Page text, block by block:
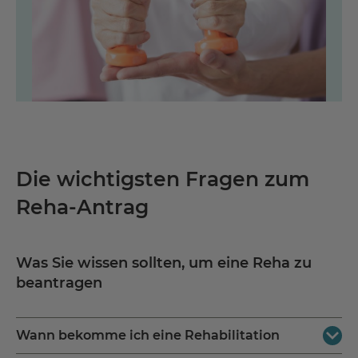
Die wichtigsten Fragen zum
Reha-Antrag
Was Sie wissen sollten, um eine Reha zu
beantragen
Wann bekomme ich eine Rehabilitation